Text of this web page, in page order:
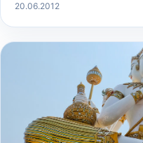
20.06.2012